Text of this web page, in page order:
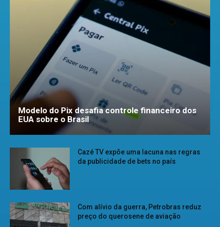
Modelo do Pix desafia controle financeiro dos
EUA sobre o Brasil
Cazé TV expõe uma lacuna nas regras
da publicidade de bets no país
Com alívio da guerra, Petrobras reduz
preço do querosene de aviação